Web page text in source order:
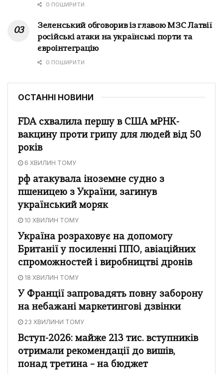
0 ПОШИРИТИ
Зеленський обговорив із главою МЗС Латвії
російські атаки на українські порти та
євроінтеграцію
0 ПОШИРИТИ
ОСТАННІ НОВИНИ
FDA схвалила першу в США мРНК-
вакцину проти грипу для людей від 50
років
6 ХВИЛИН ТОМУ
рф атакувала іноземне судно з
пшеницею з України, загинув
український моряк
10 ХВИЛИН ТОМУ
Україна розраховує на допомогу
Британії у посиленні ППО, авіаційних
спроможностей і виробництві дронів
18 ХВИЛИН ТОМУ
У Франції запровадять повну заборону
на небажані маркетингові дзвінки
23 ХВИЛИНИ ТОМУ
Вступ-2026: майже 213 тис. вступників
отримали рекомендації до вишів,
понад третина – на бюджет